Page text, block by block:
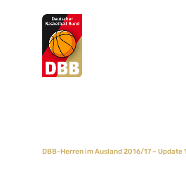
Suchvorschläge
DBB-Herren im Ausland 2016/17 – Update